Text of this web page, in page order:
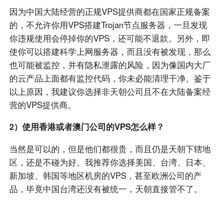
因为中国大陆经营的正规VPS提供商都在国家正规备案
的，不允许你用VPS搭建Trojan节点服务器，一旦发现
你违规使用会停掉你的VPS，还可能不退款。另外，即
使你可以搭建科学上网服务器，而且没有被发现，那么
也可能被监控，并有隐私泄露的风险，因为像国内大厂
的云产品上面都有监控代码，你未必能清理干净。鉴于
以上原因，我建议你选择非天朝公司且不在大陆备案经
营的VPS提供商。
2）使用香港或者澳门公司的VPS怎么样？
当然是可以的，但是他们都很贵，而且仍是天朝下辖地
区，还是不碰为好。我推荐你选择美国、台湾、日本、
新加坡、韩国等地区机房的VPS，甚至欧洲公司的产
品，毕竟中国台湾还没有被统一，天朝直接管不了。